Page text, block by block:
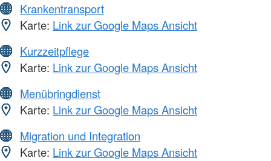
Krankentransport
Karte: Link zur Google Maps Ansicht
Kurzzeitpflege
Karte: Link zur Google Maps Ansicht
Menübringdienst
Karte: Link zur Google Maps Ansicht
Migration und Integration
Karte: Link zur Google Maps Ansicht